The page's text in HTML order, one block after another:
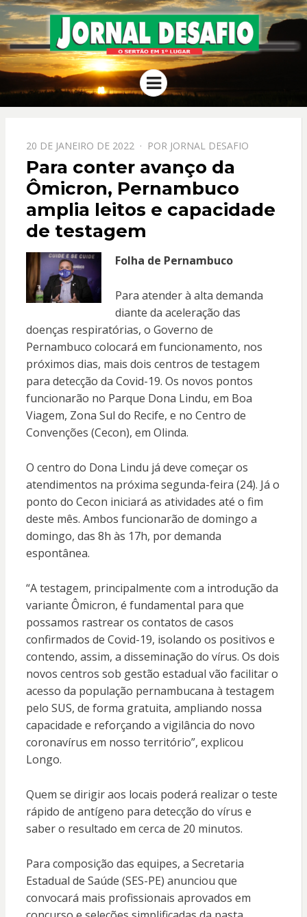
JORNAL
DESAFIO
O Sertão em 1º Lugar
Menu
PPOSTADO
EM
20 DE JANEIRO DE 2022 POR JORNAL DESAFIO
Para conter avanço da
Ômicron, Pernambuco
amplia leitos e capacidade
de testagem
Folha de Pernambuco
Para atender à alta demanda
diante da aceleração das
doenças respiratórias, o Governo de
Pernambuco colocará em funcionamento, nos
próximos dias, mais dois centros de testagem
para detecção da Covid-19. Os novos pontos
funcionarão no Parque Dona Lindu, em Boa
Viagem, Zona Sul do Recife, e no Centro de
Convenções (Cecon), em Olinda.
O centro do Dona Lindu já deve começar os
atendimentos na próxima segunda-feira (24). Já o
ponto do Cecon iniciará as atividades até o fim
deste mês. Ambos funcionarão de domingo a
domingo, das 8h às 17h, por demanda
espontânea.
“A testagem, principalmente com a introdução da
variante Ômicron, é fundamental para que
possamos rastrear os contatos de casos
confirmados de Covid-19, isolando os positivos e
contendo, assim, a disseminação do vírus. Os dois
novos centros sob gestão estadual vão facilitar o
acesso da população pernambucana à testagem
pelo SUS, de forma gratuita, ampliando nossa
capacidade e reforçando a vigilância do novo
coronavírus em nosso território”, explicou
Longo.
Quem se dirigir aos locais poderá realizar o teste
rápido de antígeno para detecção do vírus e
saber o resultado em cerca de 20 minutos.
Para composição das equipes, a Secretaria
Estadual de Saúde (SES-PE) anunciou que
convocará mais profissionais aprovados em